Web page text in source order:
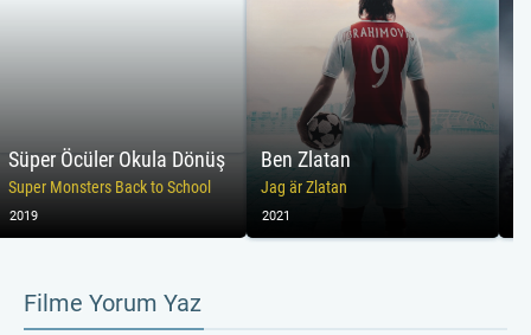
Süper Öcüler Okula Dönüş
Super Monsters Back to School
2019
Ben Zlatan
Jag är Zlatan
2021
Filme Yorum Yaz